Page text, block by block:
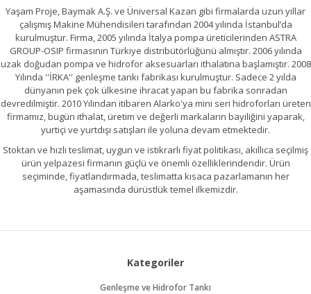
Yaşam Proje, Baymak A.Ş. ve Üniversal Kazan gibi firmalarda uzun yıllar
çalışmış Makine Mühendisileri tarafından 2004 yılında İstanbul’da
kurulmuştur. Firma, 2005 yılında İtalya pompa üreticilerinden ASTRA
GROUP-OSIP firmasının Türkiye distribütörlüğünü almıştır. 2006 yılında
uzak doğudan pompa ve hidrofor aksesuarları ithalatına başlamıştır. 2008
Yılında ''İRKA'' genleşme tankı fabrikası kurulmuştur. Sadece 2 yılda
dünyanın pek çok ülkesine ihracat yapan bu fabrika sonradan
devredilmiştir. 2010 Yılından itibaren Alarko'ya mini seri hidroforları üreten
firmamız, bugün ithalat, üretim ve değerli markaların bayiliğini yaparak,
yurtiçi ve yurtdışı satışları ile yoluna devam etmektedir.
Stoktan ve hızlı teslimat, uygun ve istikrarlı fiyat politikası, akıllıca seçilmiş
ürün yelpazesi firmanın güçlü ve önemli özelliklerindendir. Ürün
seçiminde, fiyatlandırmada, teslimatta kısaca pazarlamanın her
aşamasında dürüstlük temel ilkemizdir.
Kategoriler
Genleşme ve Hidrofor Tankı